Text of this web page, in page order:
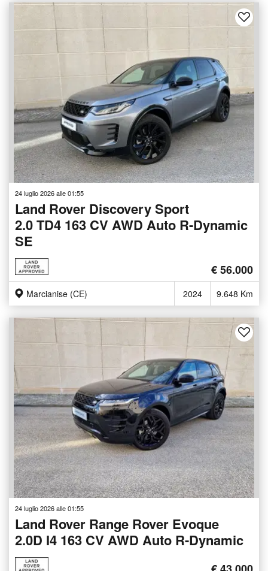
24 luglio 2026 alle 01:55
Land Rover Discovery Sport
2.0 TD4 163 CV AWD Auto R-Dynamic
SE
€ 56.000
Marcianise (CE) 2024 9.648 Km
24 luglio 2026 alle 01:55
Land Rover Range Rover Evoque
2.0D I4 163 CV AWD Auto R-Dynamic